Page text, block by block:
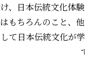
、日本伝統文化体
もちろんのこと、
て日本伝統文化が